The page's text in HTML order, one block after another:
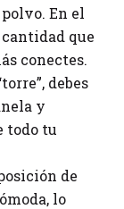
En el
que
conectes.
debes
y
todo tu
de
lo